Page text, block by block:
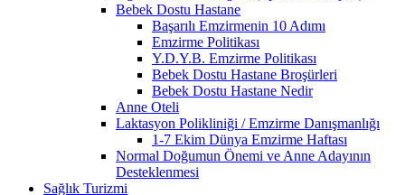
Bebek Dostu Hastane
Başarılı Emzirmenin 10 Adımı
Emzirme Politikası
Y.D.Y.B. Emzirme Politikası
Bebek Dostu Hastane Broşürleri
Bebek Dostu Hastane Nedir
Anne Oteli
Laktasyon Polikliniği / Emzirme Danışmanlığı
1-7 Ekim Dünya Emzirme Haftası
Normal Doğumun Önemi ve Anne Adayının
Desteklenmesi
Sağlık Turizmi